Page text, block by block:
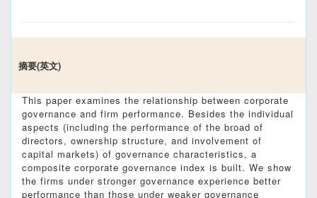
摘要(英文)
This paper examines the relationship between corporate
governance and firm performance. Besides the individual
aspects (including the performance of the broad of
directors, ownership structure, and involvement of
capital markets) of governance characteristics, a
composite corporate governance index is built. We show
the firms under stronger governance experience better
performance than those under weaker governance